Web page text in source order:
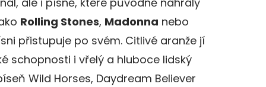
Rolling Stones, Madonna nebo
přistupuje po svém. Citlivé aranže jí
schopnosti i vřelý a hluboce lidský
Wild Horses, Daydream Believer